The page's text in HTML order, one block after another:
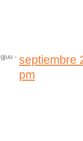
gjuu - septiembre
pm